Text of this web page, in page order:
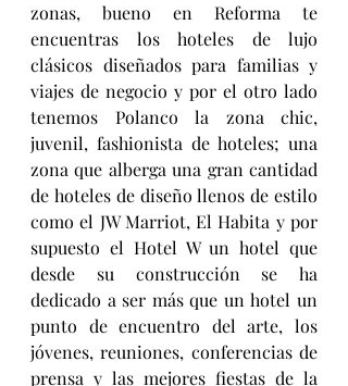
zonas, bueno en Reforma te
encuentras los hoteles de lujo
clásicos diseñados para familias y
viajes de negocio y por el otro lado
tenemos Polanco la zona chic,
juvenil, fashionista de hoteles; una
zona que alberga una gran cantidad
de hoteles de diseño llenos de estilo
como el JW Marriot, El Habita y por
supuesto el Hotel W un hotel que
desde su construcción se ha
dedicado a ser más que un hotel un
punto de encuentro del arte, los
jóvenes, reuniones, conferencias de
prensa y las mejores fiestas de la